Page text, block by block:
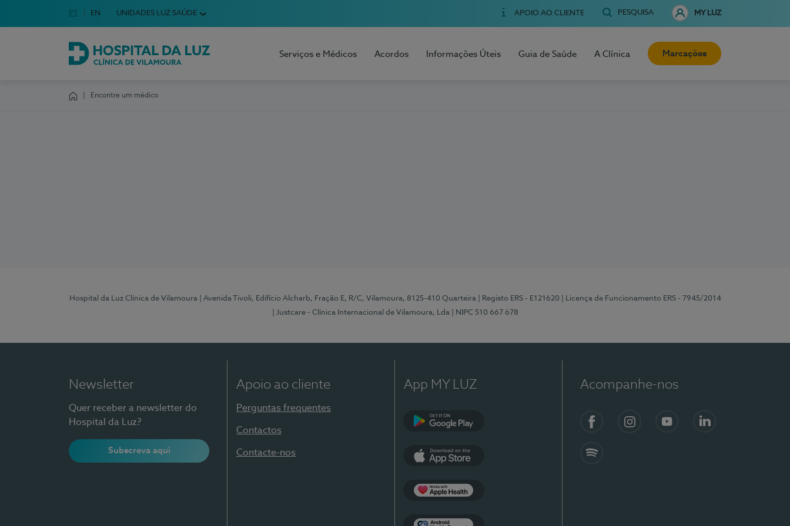
Escolha o seu idioma
Idioma em Português
PT English Language
EN UNIDADES LUZ SAÚDE APOIO AO CLIENTE PESQUISA MY LUZ
Hospital da Luz Clínica de Vilamoura
Serviços e Médicos Acordos Informações Úteis Guia de Saúde A Clínica Marcações
Encontre um médico
Hospital da Luz Clínica de Vilamoura | Avenida Tivoli, Edifício Alcharb, Fração E, R/C, Vilamoura, 8125-410 Quarteira | Registo ERS - E121620
| Licença de Funcionamento ERS - 7945/2014
| Justcare - Clínica Internacional de Vilamoura, Lda
| NIPC 510 667 678
Newsletter
Quer receber a newsletter do
Hospital da Luz?
Subscreva aqui
Apoio ao cliente
Perguntas frequentes
Contactos
Contacte-nos
App MY LUZ Acompanhe-nos